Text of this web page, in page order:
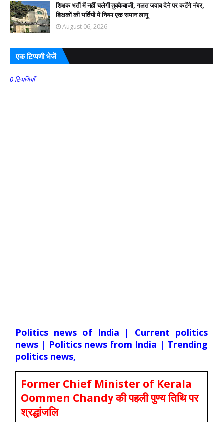
शिक्षक भर्ती में नहीं चलेगी तुक्केबाजी, गलत जवाब देने पर कटेंगे नंबर,
शिक्षकों की भर्तियों में नियम एक समान लागू
August 06, 2026
एक टिप्पणी भेजें
0 टिप्पणियाँ
Politics news of India | Current politics
news | Politics news from India | Trending
politics news,
Former Chief Minister of Kerala
Oommen Chandy की पहली पुण्य तिथि पर
श्रद्धांजलि